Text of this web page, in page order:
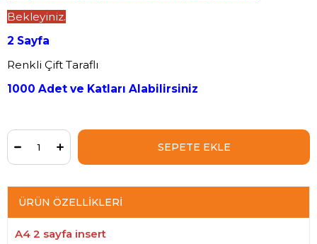
Bekleyiniz.
2 Sayfa
Renkli Çift Taraflı
1000 Adet ve Katları Alabilirsiniz
ÜRÜN ÖZELLIKLERI
A4 2 sayfa insert